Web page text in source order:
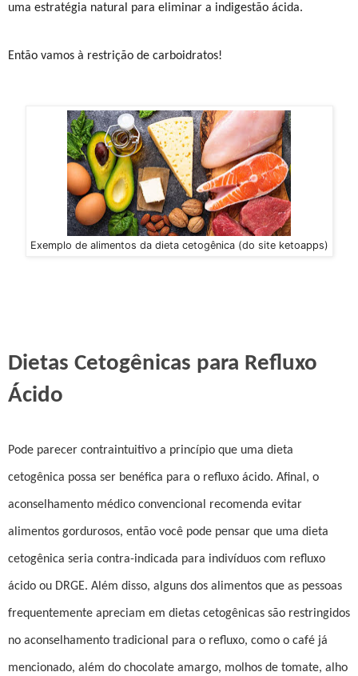
uma estratégia natural para eliminar a indigestão ácida.
Então vamos à restrição de carboidratos!
Exemplo de alimentos da dieta cetogênica (do site ketoapps)
Dietas Cetogênicas para Refluxo
Ácido
Pode parecer contraintuitivo a princípio que uma dieta
cetogênica possa ser benéfica para o refluxo ácido. Afinal, o
aconselhamento médico convencional recomenda evitar
alimentos gordurosos, então você pode pensar que uma dieta
cetogênica seria contra-indicada para indivíduos com refluxo
ácido ou DRGE. Além disso, alguns dos alimentos que as pessoas
frequentemente apreciam em dietas cetogênicas são restringidos
no aconselhamento tradicional para o refluxo, como o café já
mencionado, além do chocolate amargo, molhos de tomate, alho